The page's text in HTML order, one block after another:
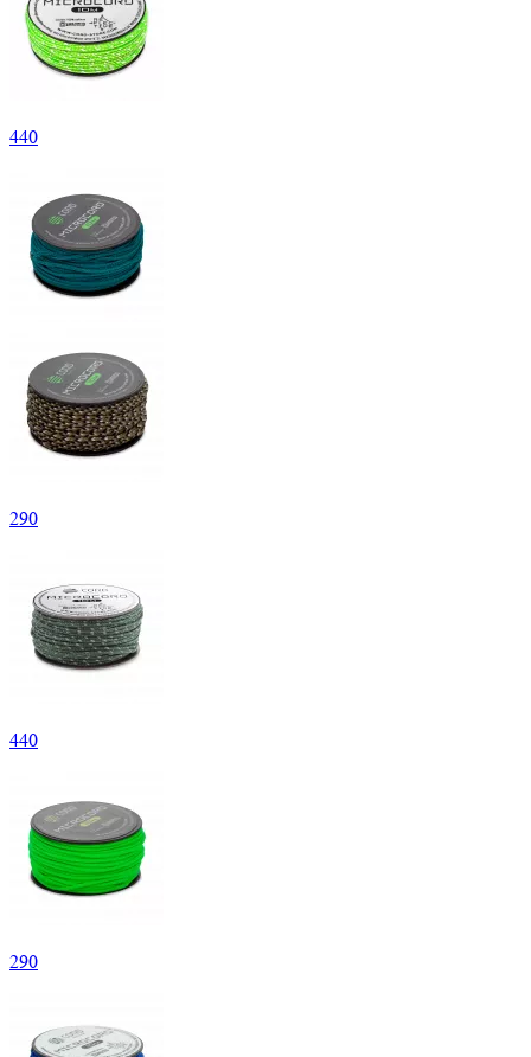
440
290
440
290